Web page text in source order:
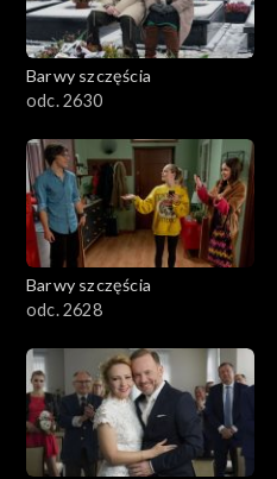
Barwy szczęścia
odc. 2630
Barwy szczęścia
odc. 2628